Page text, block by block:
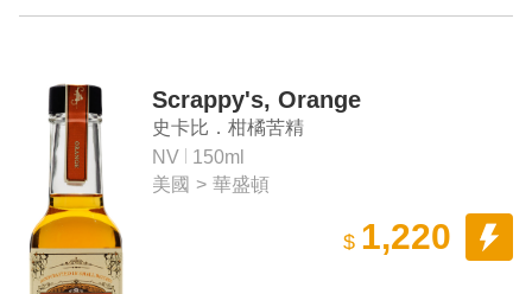
Scrappy's, Orange
史卡比．柑橘苦精
NV
150ml
美國 > 華盛頓
$ 1,220